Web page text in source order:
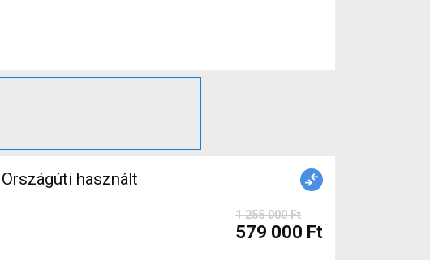
Országúti használt
1 255 000 Ft
579 000 Ft